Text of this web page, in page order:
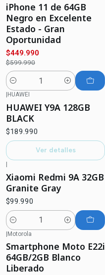
iPhone 11 de 64GB
Negro en Excelente
Estado - Gran
Oportunidad
$449.990
$599.990
Cantidad
HUAWEI
HUAWEI Y9A 128GB
BLACK
$189.990
Ver detalles
Xiaomi Redmi 9A 32GB
Granite Gray
$99.990
Cantidad
|Motorola
Smartphone Moto E22i
64GB/2GB Blanco
Liberado